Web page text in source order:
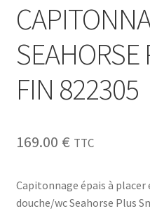
FIN 822305
169.00 € TTC
Capitonnage épais à
douche/wc Seahorse Plus